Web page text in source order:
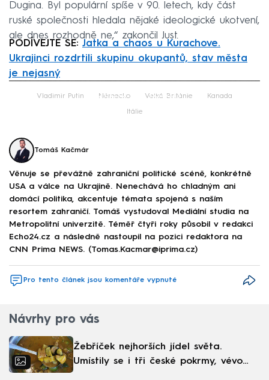
Dugina. Byl populární spíše v 90. letech, kdy část
ruské společnosti hledala nějaké ideologické ukotvení,
ale dnes rozhodně ne,“ zakončil Just.
PODÍVEJTE SE: Jatka a chaos u Kurachove.
Ukrajinci rozdrtili skupinu okupantů, stav města
je nejasný
Failed to fetch
Vladimir Putin Německo Velká Británie Kanada
Itálie
Tomáš Kačmár
Věnuje se převážně zahraniční politické scéně, konkrétně
USA a válce na Ukrajině. Nenechává ho chladným ani
domácí politika, akcentuje témata spojená s naším
resortem zahraničí. Tomáš vystudoval Mediální studia na
Metropolitní univerzitě. Téměř čtyři roky působil v redakci
Echo24.cz a následně nastoupil na pozici redaktora na
CNN Prima NEWS. (Tomas.Kacmar@iprima.cz)
Pro tento článek jsou komentáře vypnuté
Návrhy pro vás
Žebříček nejhorších jídel světa.
Umístily se i tři české pokrmy, vévodí